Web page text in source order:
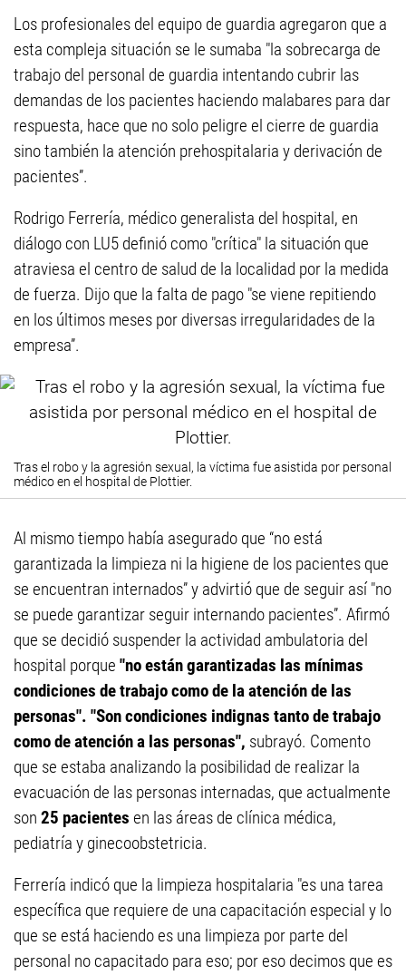
Los profesionales del equipo de guardia agregaron que a
esta compleja situación se le sumaba "la sobrecarga de
trabajo del personal de guardia intentando cubrir las
demandas de los pacientes haciendo malabares para dar
respuesta, hace que no solo peligre el cierre de guardia
sino también la atención prehospitalaria y derivación de
pacientes”.
Rodrigo Ferrería, médico generalista del hospital, en
diálogo con LU5 definió como "crítica" la situación que
atraviesa el centro de salud de la localidad por la medida
de fuerza. Dijo que la falta de pago "se viene repitiendo
en los últimos meses por diversas irregularidades de la
empresa”.
Tras el robo y la agresión sexual, la víctima fue asistida por personal
médico en el hospital de Plottier.
Al mismo tiempo había asegurado que “no está
garantizada la limpieza ni la higiene de los pacientes que
se encuentran internados” y advirtió que de seguir así "no
se puede garantizar seguir internando pacientes”. Afirmó
que se decidió suspender la actividad ambulatoria del
hospital porque "no están garantizadas las mínimas
condiciones de trabajo como de la atención de las
personas". "Son condiciones indignas tanto de trabajo
como de atención a las personas", subrayó. Comento
que se estaba analizando la posibilidad de realizar la
evacuación de las personas internadas, que actualmente
son 25 pacientes en las áreas de clínica médica,
pediatría y ginecoobstetricia.
Ferrería indicó que la limpieza hospitalaria "es una tarea
específica que requiere de una capacitación especial y lo
que se está haciendo es una limpieza por parte del
personal no capacitado para eso; por eso decimos que es